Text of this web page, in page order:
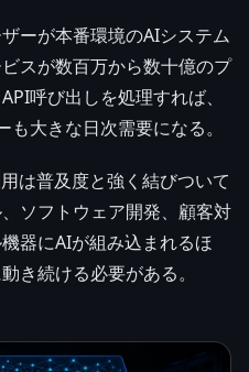
ーが本番環境のAIシステム
スが数百万から数十億のプ
呼び出しを処理すれば、
大きな日次需要になる。
は普及度と強く結びついて
ソフトウェア開発、顧客対
器にAIが組み込まれるほ
き続ける必要がある。